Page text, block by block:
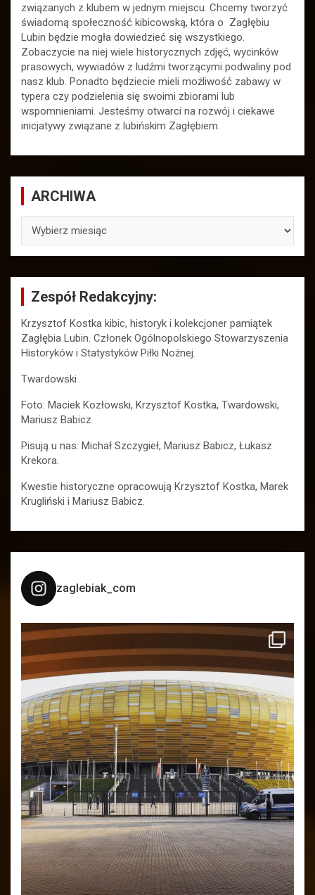
związanych z klubem w jednym miejscu. Chcemy tworzyć
świadomą społeczność kibicowską, która o Zagłębiu
Lubin będzie mogła dowiedzieć się wszystkiego.
Zobaczycie na niej wiele historycznych zdjęć, wycinków
prasowych, wywiadów z ludźmi tworzącymi podwaliny pod
nasz klub. Ponadto będziecie mieli możliwość zabawy w
typera czy podzielenia się swoimi zbiorami lub
wspomnieniami. Jesteśmy otwarci na rozwój i ciekawe
inicjatywy związane z lubińskim Zagłębiem.
ARCHIWA
Zespół Redakcyjny:
Krzysztof Kostka kibic, historyk i kolekcjoner pamiątek
Zagłębia Lubin. Członek Ogólnopolskiego Stowarzyszenia
Historyków i Statystyków Piłki Nożnej.
Twardowski
Foto: Maciek Kozłowski, Krzysztof Kostka, Twardowski,
Mariusz Babicz
Pisują u nas: Michał Szczygieł, Mariusz Babicz, Łukasz
Krekora.
Kwestie historyczne opracowują Krzysztof Kostka, Marek
Krugliński i Mariusz Babicz.
zaglebiak_com